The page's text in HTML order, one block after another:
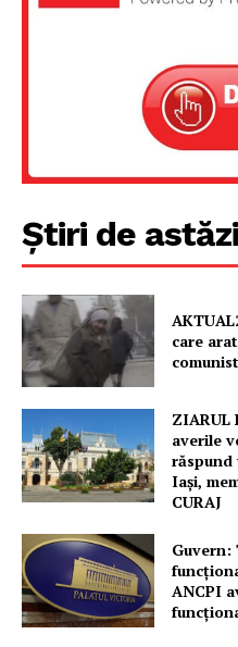
PRESShub
Despre noi / Echipa
Proiecte editoriale
Contact
Știri de astăzi
care
ZIARUL
averile
răspund
Iași,
CURAJ
Guvern:
ANCPI